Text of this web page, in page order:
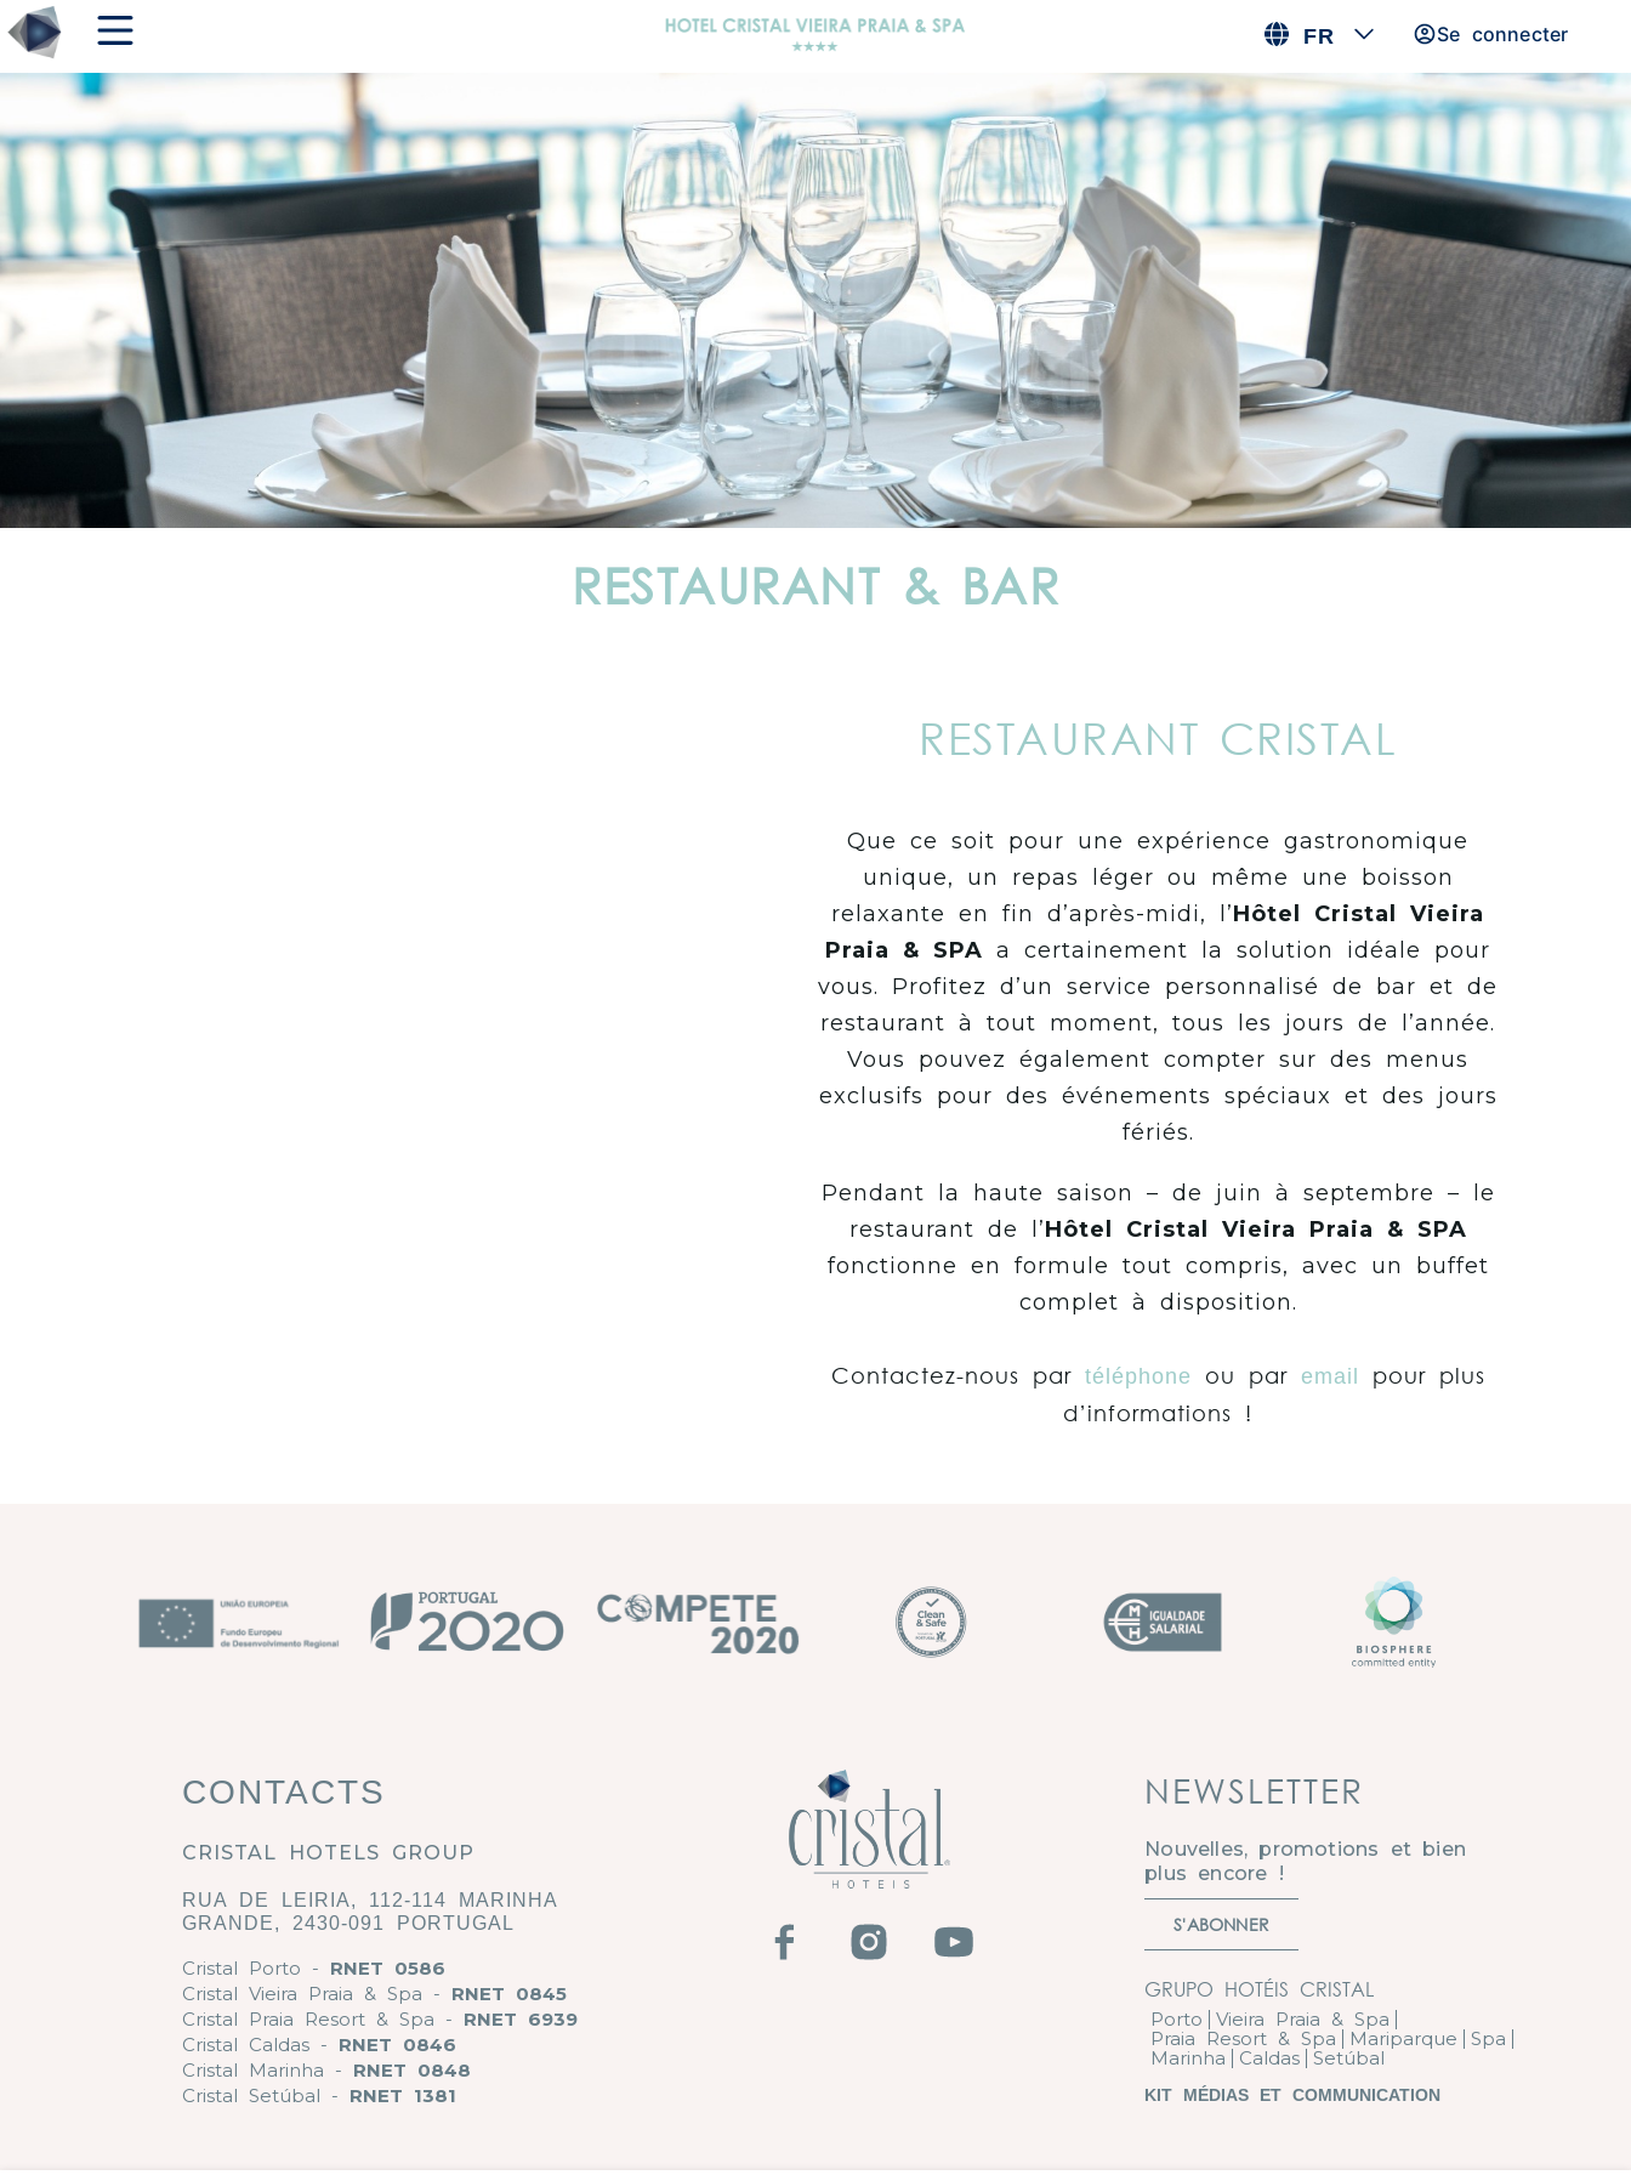
FR Se connecter
RESTAURANT & BAR
RESTAURANT CRISTAL
Que ce soit pour une expérience gastronomique
unique, un repas léger ou même une boisson
relaxante en fin d’après-midi, l’Hôtel Cristal Vieira
Praia & SPA a certainement la solution idéale pour
vous. Profitez d’un service personnalisé de bar et de
restaurant à tout moment, tous les jours de l’année.
Vous pouvez également compter sur des menus
exclusifs pour des événements spéciaux et des jours
fériés.
Pendant la haute saison – de juin à septembre – le
restaurant de l’Hôtel Cristal Vieira Praia & SPA
fonctionne en formule tout compris, avec un buffet
complet à disposition.
Contactez-nous par téléphone ou par email
pour plus
d’informations !
CONTACTS
CRISTAL HOTELS GROUP
RUA DE LEIRIA, 112-114 MARINHA
GRANDE, 2430-091 PORTUGAL
Cristal Porto - RNET 0586
Cristal Vieira Praia & Spa - RNET 0845
Cristal Praia Resort & Spa - RNET 6939
Cristal Caldas - RNET 0846
Cristal Marinha - RNET 0848
Cristal Setúbal - RNET 1381
NEWSLETTER
Nouvelles, promotions et bien
plus encore !
S'ABONNER
GRUPO HOTÉIS CRISTAL
Porto
Vieira Praia & Spa
Praia Resort & Spa
Mariparque
Spa
Marinha
Caldas Setúbal
KIT MÉDIAS ET COMMUNICATION